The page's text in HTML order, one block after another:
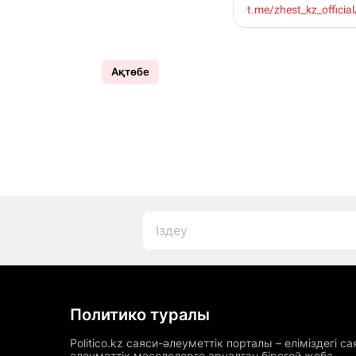
Ақтөбе
Политико туралы
Politico.kz саяси-әлеуметтік порталы – еліміздегі